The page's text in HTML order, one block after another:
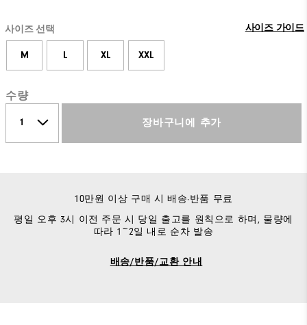
사이즈 선택 사이즈 가이드
M L XL XXL
수량
장바구니에 추가
10만원 이상 구매 시 배송·반품 무료
평일 오후 3시 이전 주문 시 당일 출고를 원칙으로 하며, 물량에
따라 1~2일 내로 순차 발송
배송/반품/교환 안내